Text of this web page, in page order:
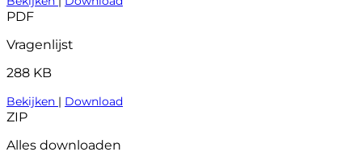
PDF
Vragenlijst
288 KB
Bekijken | Download
ZIP
Alles downloaden